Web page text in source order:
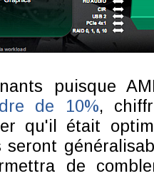
puisque
de 10%,
qu'il était
de